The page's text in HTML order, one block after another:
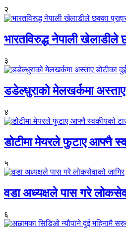
२
भारतविरुद्ध नेपाली
३
डडेल्धुराको मेलखर्कमा अस्ताए
४
डोटीमा मेयरले फुटाए आफ्नै
५
वडा अध्यक्षले पास गरे
६